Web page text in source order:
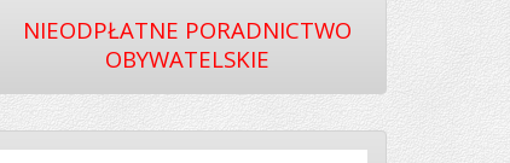
NIEODPŁATNE PORADNICTWO
OBYWATELSKIE